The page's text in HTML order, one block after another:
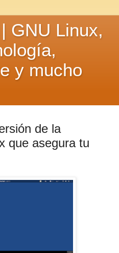
GNU Linux,
y mucho
de la
que asegura tu